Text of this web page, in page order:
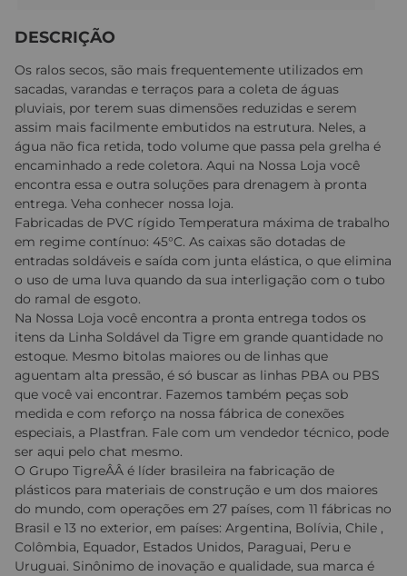
DESCRIÇÃO
Os ralos secos, são mais frequentemente utilizados em
sacadas, varandas e terraços para a coleta de águas
pluviais, por terem suas dimensões reduzidas e serem
assim mais facilmente embutidos na estrutura. Neles, a
água não fica retida, todo volume que passa pela grelha é
encaminhado a rede coletora. Aqui na Nossa Loja você
encontra essa e outra soluções para drenagem à pronta
entrega. Veha conhecer nossa loja.
Fabricadas de PVC rígido Temperatura máxima de trabalho
em regime contínuo: 45°C. As caixas são dotadas de
entradas soldáveis e saída com junta elástica, o que elimina
o uso de uma luva quando da sua interligação com o tubo
do ramal de esgoto.
Na Nossa Loja você encontra a pronta entrega todos os
itens da Linha Soldável da Tigre em grande quantidade no
estoque. Mesmo bitolas maiores ou de linhas que
aguentam alta pressão, é só buscar as linhas PBA ou PBS
que você vai encontrar. Fazemos também peças sob
medida e com reforço na nossa fábrica de conexões
especiais, a Plastfran. Fale com um vendedor técnico, pode
ser aqui pelo chat mesmo.
O Grupo TigreÂÂ é líder brasileira na fabricação de
plásticos para materiais de construção e um dos maiores
do mundo, com operações em 27 países, com 11 fábricas no
Brasil e 13 no exterior, em países: Argentina, Bolívia, Chile ,
Colômbia, Equador, Estados Unidos, Paraguai, Peru e
Uruguai. Sinônimo de inovação e qualidade, sua marca é